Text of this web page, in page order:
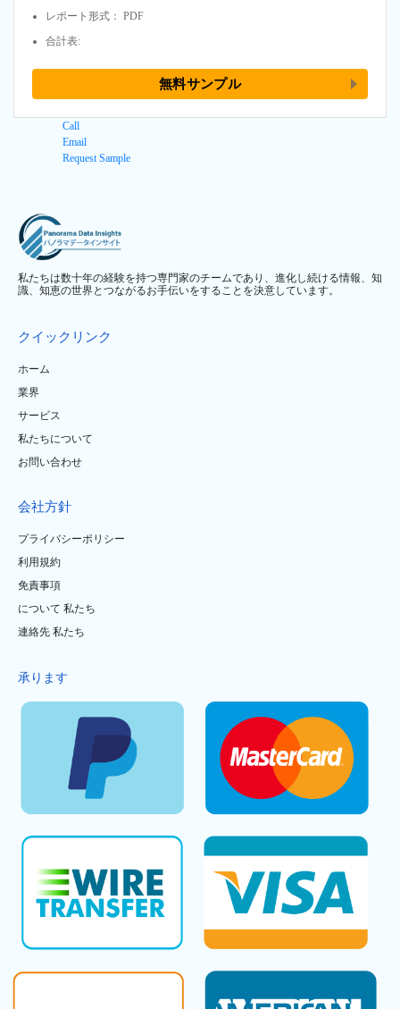
レポート形式： PDF
合計表:
無料サンプル
Call
Email
Request Sample
私たちは数十年の経験を持つ専門家のチームであり、進化し続ける情報、知
識、知恵の世界とつながるお手伝いをすることを決意しています。
クイックリンク
ホーム
業界
サービス
私たちについて
お問い合わせ
会社方針
プライバシーポリシー
利用規約
免責事項
について 私たち
連絡先 私たち
承ります